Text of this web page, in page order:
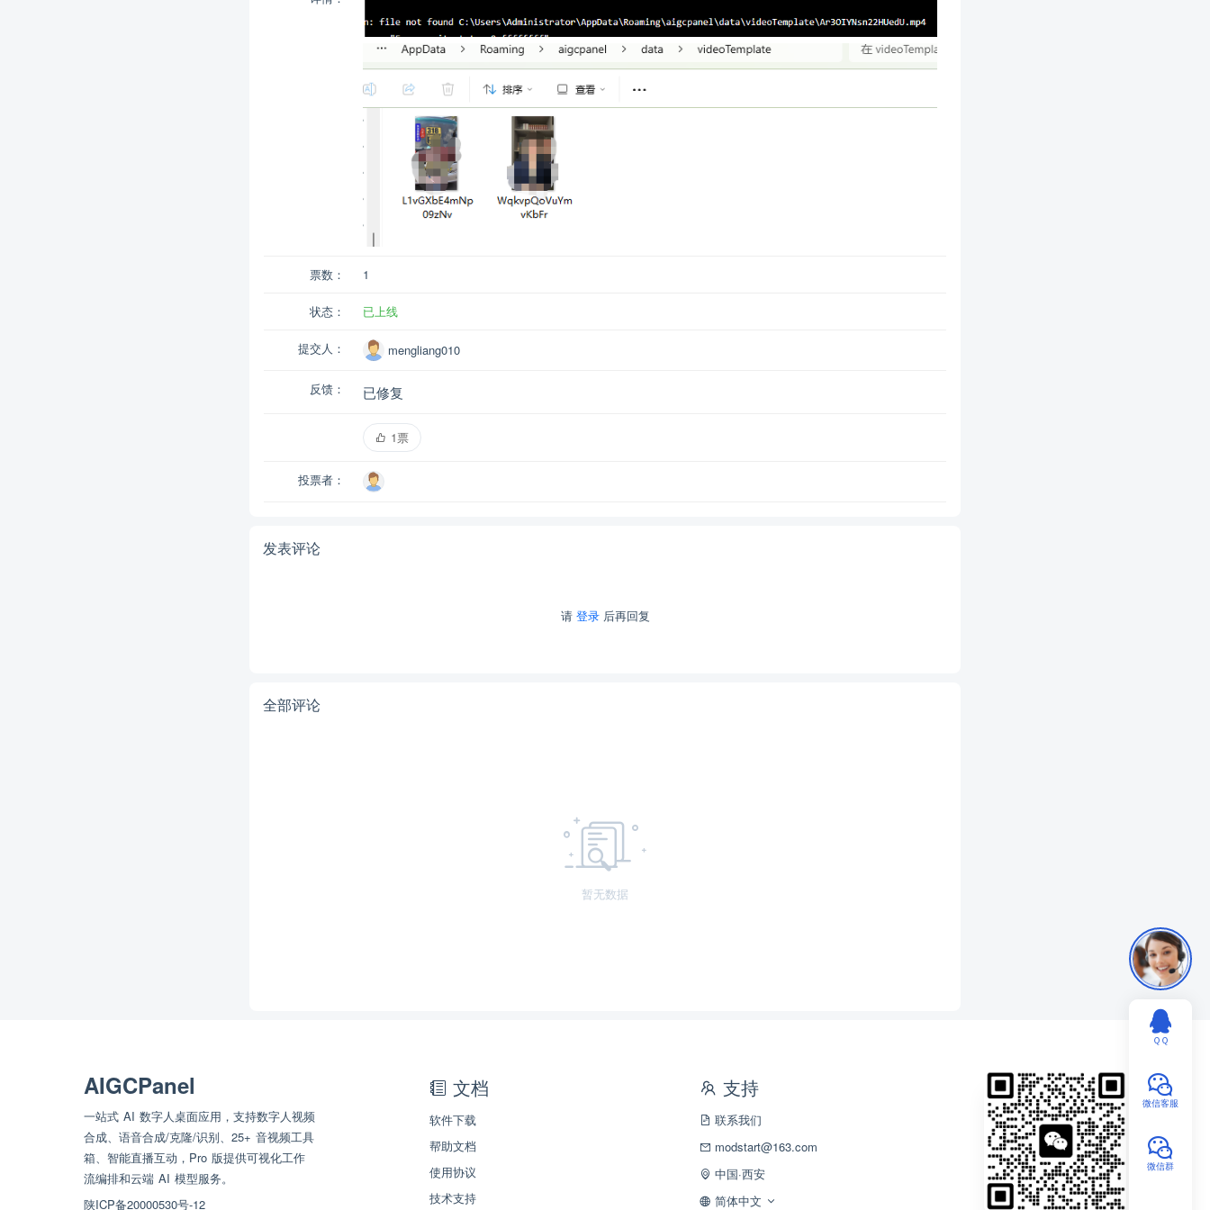
票数： 1
状态： 已上线
提交人： mengliang010
反馈： 已修复
1票
投票者：
发表评论
请 登录后再回复
全部评论
暂无数据
AIGCPanel
一站式 AI 数字人桌面应用，支持数字人视频
合成、语音合成/克隆/识别、25+ 音视频工具
箱、智能直播互动，Pro 版提供可视化工作
流编排和云端 AI 模型服务。
陕ICP备20000530号-12
文档
软件下载
帮助文档
使用协议
技术支持
支持
联系我们
modstart@163.com
中国·西安
简体中文
ＱＱ
微信客服
微信群